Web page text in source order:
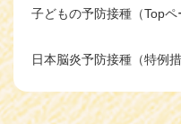
子どもの予防接種（Topペ
日本脳炎予防接種（特例